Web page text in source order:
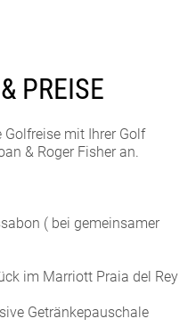
PREISE
Golfreise mit Ihrer Golf
& Roger Fisher an.
( bei gemeinsamer
im Marriott Praia del Rey
Getränkepauschale